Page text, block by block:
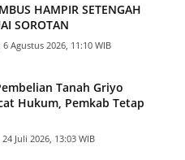
HAMPIR SETENGAH
SOROTAN
6 Agustus 2026, 11:10 WIB
Tanah Griyo
Hukum, Pemkab Tetap
24 Juli 2026, 13:03 WIB